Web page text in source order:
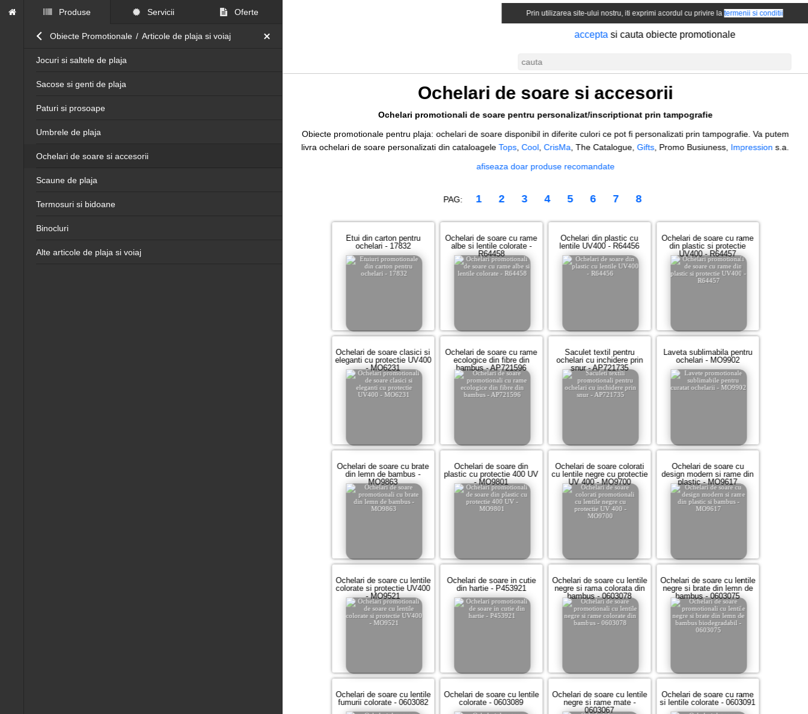
Produse Servicii Oferte
Close submenu
Obiecte Promotionale / Articole de plaja si voiaj
Jocuri si saltele de plaja
Sacose si genti de plaja
Paturi si prosoape
Umbrele de plaja
Ochelari de soare si accesorii
Scaune de plaja
Termosuri si bidoane
Binocluri
Alte articole de plaja si voiaj
Ochelari de soare si accesorii
Ochelari promotionali de soare pentru personalizat/inscriptionat prin tampografie
Obiecte promotionale pentru plaja: ochelari de soare disponibil in diferite culori ce pot fi personalizati prin tampografie. Va putem
livra ochelari de soare personalizati din cataloageleTops,Cool ,CrisMa , The Catalogue,Gifts, Promo Busiuness, Impression s.a.
afiseaza doar produse recomandate
PAG: 1 2 3 4 5 6 7 8
Etui din carton pentru
ochelari - 17832
Ochelari de soare cu rame
albe si lentile colorate -
R64458
Ochelari din plastic cu
lentile UV400 - R64456
Ochelari de soare cu rame
din plastic si protectie
UV400 - R64457
Ochelari de soare clasici si
eleganti cu protectie UV400
- MO6231
Ochelari de soare cu rame
ecologice din fibre din
bambus - AP721596
Saculet textil pentru
ochelari cu inchidere prin
snur - AP721735
Laveta sublimabila pentru
ochelari - MO9902
Ochelari de soare cu brate
din lemn de bambus -
MO9863
Ochelari de soare din
plastic cu protectie 400 UV
- MO9801
Ochelari de soare colorati
cu lentile negre cu protectie
UV 400 - MO9700
Ochelari de soare cu
design modern si rame din
plastic - MO9617
Ochelari de soare cu lentile
colorate si protectie UV400
- MO9521
Ochelari de soare in cutie
din hartie - P453921
Ochelari de soare cu lentile
negre si rama colorata din
bambus - 0603078
Ochelari de soare cu lentile
negre si brate din lemn de
bambus - 0603075
Ochelari de soare cu lentile
fumurii colorate - 0603082
Ochelari de soare cu lentile
colorate - 0603089
Ochelari de soare cu lentile
negre si rame mate -
0603067
Ochelari de soare cu rame
si lentile colorate - 0603091
Prin utilizarea site-ului nostru, iti exprimi acordul cu privire latermenii si conditii
accepta si cauta obiecte promotionale